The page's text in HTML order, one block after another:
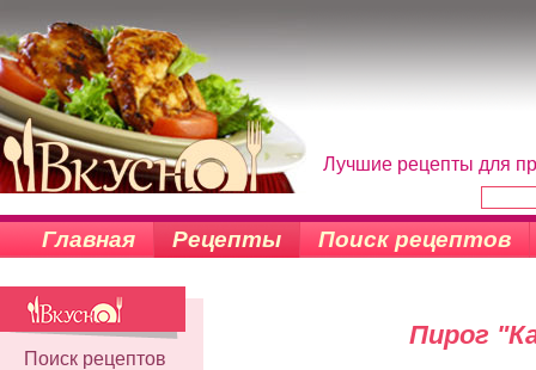
Лучшие рецепты для
Главная Рецепты Поиск рецептов
Поиск рецептов
Пирог